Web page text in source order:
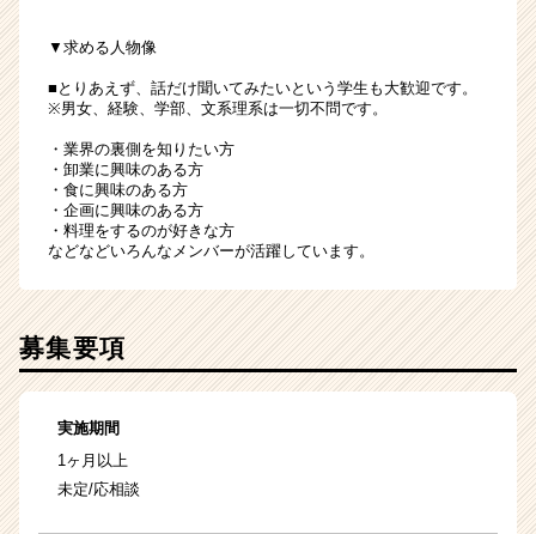
▼求める人物像
■とりあえず、話だけ聞いてみたいという学生も大歓迎です。
※男女、経験、学部、文系理系は一切不問です。
・業界の裏側を知りたい方
・卸業に興味のある方
・食に興味のある方
・企画に興味のある方
・料理をするのが好きな方
などなどいろんなメンバーが活躍しています。
募集要項
実施期間
1ヶ月以上
未定/応相談